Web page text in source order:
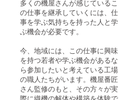
多くの機屋さんが感じているこ
の仕事を継承していくには、仕
事を学ぶ気持ちを持った人と学
ぶ機会が必要です。
今、地域には、この仕事に興味
を持つ若者や学ぶ機会があるな
ら参加したいと考えている工場
の職人たちがいます。機屋番匠
さん監修のもと、その方々が実
際に織機の解体や構築を体験で